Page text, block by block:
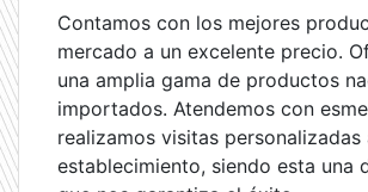
Contamos con los mejores
mercado a un excelente precio.
una amplia gama de productos
importados. Atendemos con
realizamos visitas personalizadas
establecimiento, siendo esta una